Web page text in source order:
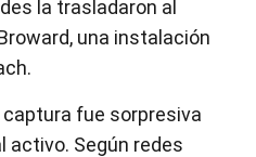
la trasladaron al
una instalación
fue sorpresiva
activo. Según redes